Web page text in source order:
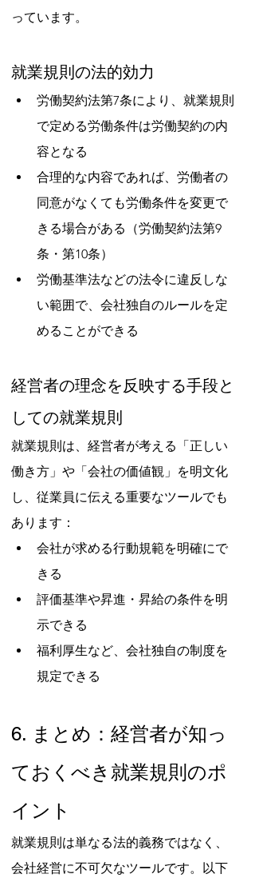
っています。
就業規則の法的効力
労働契約法第7条により、就業規則
で定める労働条件は労働契約の内
容となる
合理的な内容であれば、労働者の
同意がなくても労働条件を変更で
きる場合がある（労働契約法第9
条・第10条）
労働基準法などの法令に違反しな
い範囲で、会社独自のルールを定
めることができる
経営者の理念を反映する手段と
しての就業規則
就業規則は、経営者が考える「正しい
働き方」や「会社の価値観」を明文化
し、従業員に伝える重要なツールでも
あります：
会社が求める行動規範を明確にで
きる
評価基準や昇進・昇給の条件を明
示できる
福利厚生など、会社独自の制度を
規定できる
6. まとめ：経営者が知っ
ておくべき就業規則のポ
イント
就業規則は単なる法的義務ではなく、
会社経営に不可欠なツールです。以下